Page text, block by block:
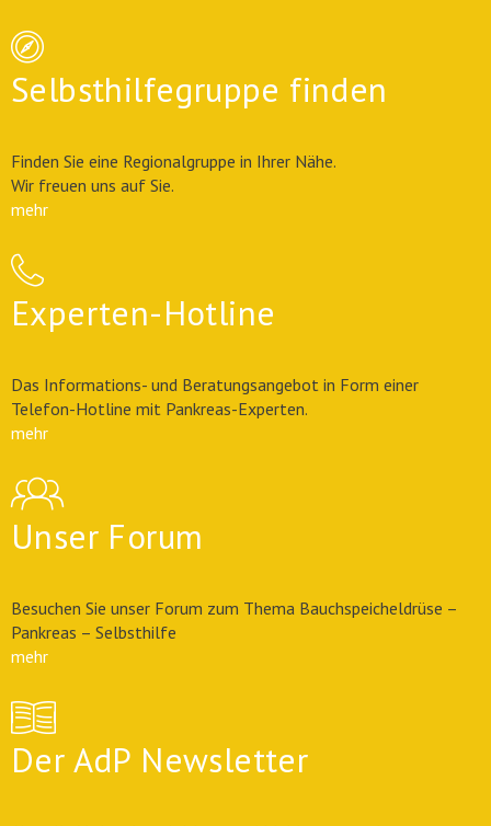
Selbsthilfegruppe finden
Finden Sie eine Regionalgruppe in Ihrer Nähe.
Wir freuen uns auf Sie.
mehr
Experten-Hotline
Das Informations- und Beratungsangebot in Form einer
Telefon-Hotline mit Pankreas-Experten.
mehr
Unser Forum
Besuchen Sie unser Forum zum Thema Bauchspeicheldrüse –
Pankreas – Selbsthilfe
mehr
Der AdP Newsletter